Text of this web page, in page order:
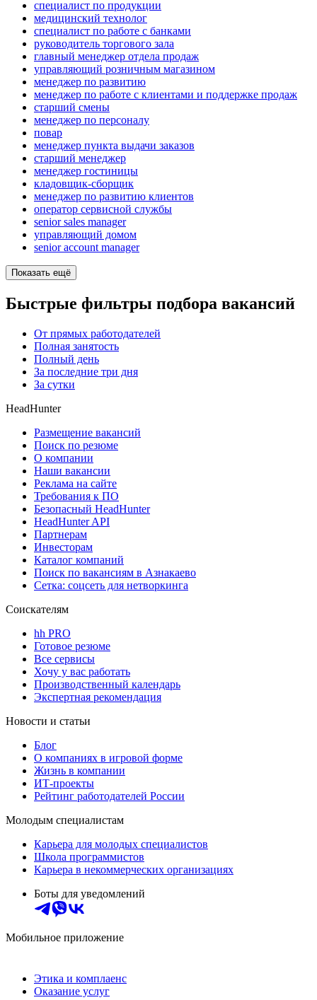
специалист по продукции
медицинский технолог
специалист по работе с банками
руководитель торгового зала
главный менеджер отдела продаж
управляющий розничным магазином
менеджер по развитию
менеджер по работе с клиентами и поддержке продаж
старший смены
менеджер по персоналу
повар
менеджер пункта выдачи заказов
старший менеджер
менеджер гостиницы
кладовщик-сборщик
менеджер по развитию клиентов
оператор сервисной службы
senior sales manager
управляющий домом
senior account manager
Показать ещё
Быстрые фильтры подбора вакансий
От прямых работодателей
Полная занятость
Полный день
За последние три дня
За сутки
HeadHunter
Размещение вакансий
Поиск по резюме
О компании
Наши вакансии
Реклама на сайте
Требования к ПО
Безопасный HeadHunter
HeadHunter API
Партнерам
Инвесторам
Каталог компаний
Поиск по вакансиям в Азнакаево
Сетка: соцсеть для нетворкинга
Соискателям
hh PRO
Готовое резюме
Все сервисы
Хочу у вас работать
Производственный календарь
Экспертная рекомендация
Новости и статьи
Блог
О компаниях в игровой форме
Жизнь в компании
ИТ-проекты
Рейтинг работодателей России
Молодым специалистам
Карьера для молодых специалистов
Школа программистов
Карьера в некоммерческих организациях
Боты для уведомлений
Мобильное приложение
Этика и комплаенс
Оказание услуг